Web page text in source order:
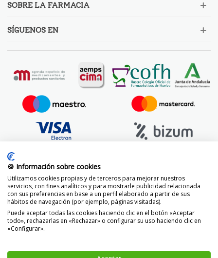
SOBRE LA FARMACIA
SÍGUENOS EN
© 2014 -2026 FarmaciaVizcaíno.com
🍪 Información sobre cookies
Utilizamos cookies propias y de terceros para mejorar nuestros
servicios, con fines analíticos y para mostrarle publicidad relacionada
con sus preferencias en base a un perfil elaborado a partir de sus
hábitos de navegación (por ejemplo, páginas visitadas).
Puede aceptar todas las cookies haciendo clic en el botón «Aceptar
todo», rechazarlas en «Rechazar» o configurar su uso haciendo clic en
«Configurar».